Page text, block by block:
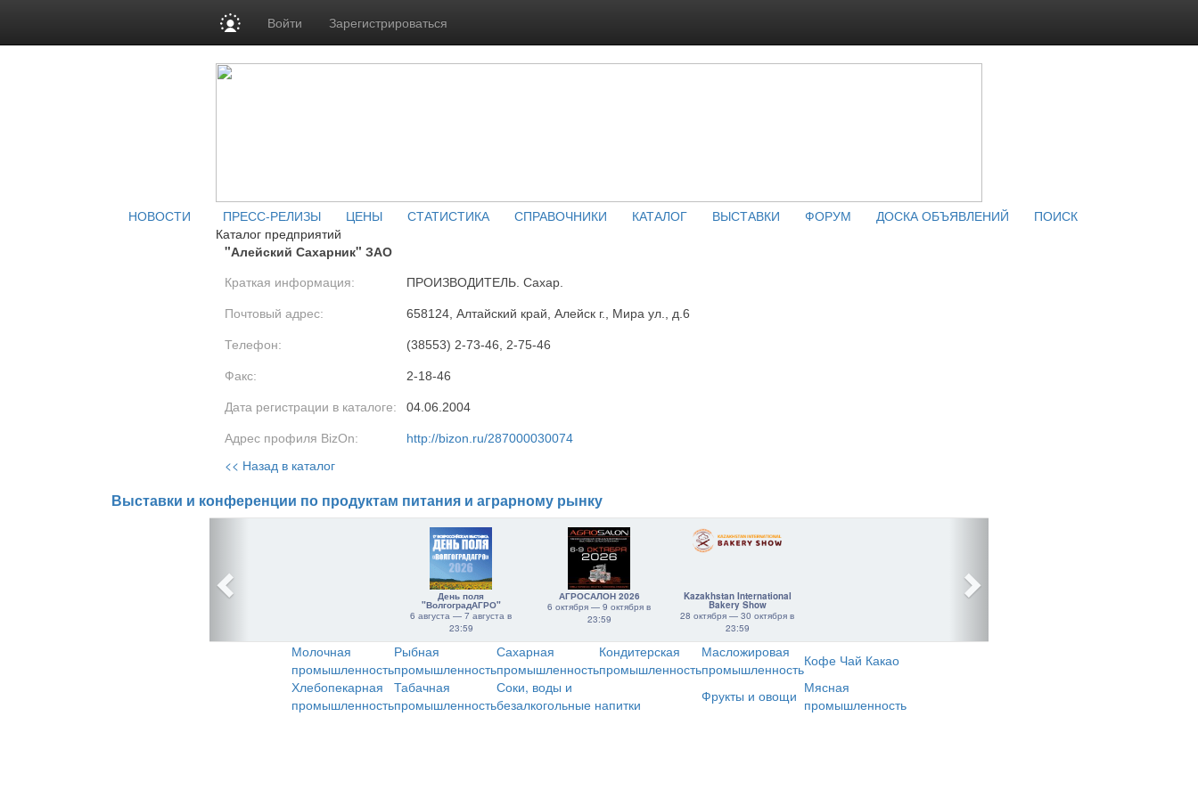
Войти Зарегистрироваться
НОВОСТИ ПРЕСС-РЕЛИЗЫ ЦЕНЫ СТАТИСТИКА СПРАВОЧНИКИ КАТАЛОГ ВЫСТАВКИ ФОРУМ ДОСКА ОБЪЯВЛЕНИЙ
ПОИСК
Каталог предприятий
"Алейский Сахарник" ЗАО
Краткая информация: ПРОИЗВОДИТЕЛЬ. Сахар.
Почтовый адрес: 658124, Алтайский край, Алейск г., Мира ул., д.6
Телефон: (38553) 2-73-46, 2-75-46
Факс: 2-18-46
Дата регистрации в каталоге: 04.06.2004
Адрес профиля BizOn: http://bizon.ru/287000030074
<< Назад в каталог
Выставки и конференции по продуктам питания и аграрному рынку
День поля
"ВолгоградАГРО"
6 августа — 7 августа в
23:59
АГРОСАЛОН 2026
6 октября — 9 октября в
23:59
Kazakhstan International
Bakery Show
28 октября — 30 октября в
23:59
Молочная
промышленность
Рыбная
промышленность
Сахарная
промышленность
Кондитерская
промышленность
Масложировая
промышленностьКофе Чай Какао
Хлебопекарная
промышленность
Табачная
промышленность
Соки, воды и
безалкогольные напитки
Фрукты и овощи Мясная
промышленность